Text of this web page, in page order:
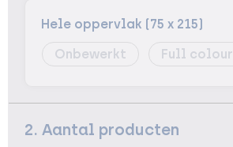
Hele oppervlak (75 x 215)
Onbewerkt
Full colour
2. Aantal producten